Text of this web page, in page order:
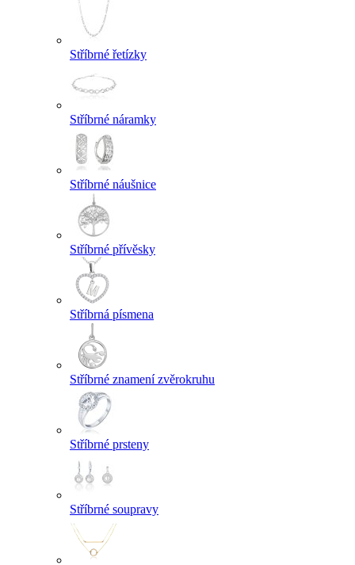
Stříbrné řetízky
Stříbrné náramky
Stříbrné náušnice
Stříbrné přívěsky
Stříbrná písmena
Stříbrné znamení zvěrokruhu
Stříbrné prsteny
Stříbrné soupravy